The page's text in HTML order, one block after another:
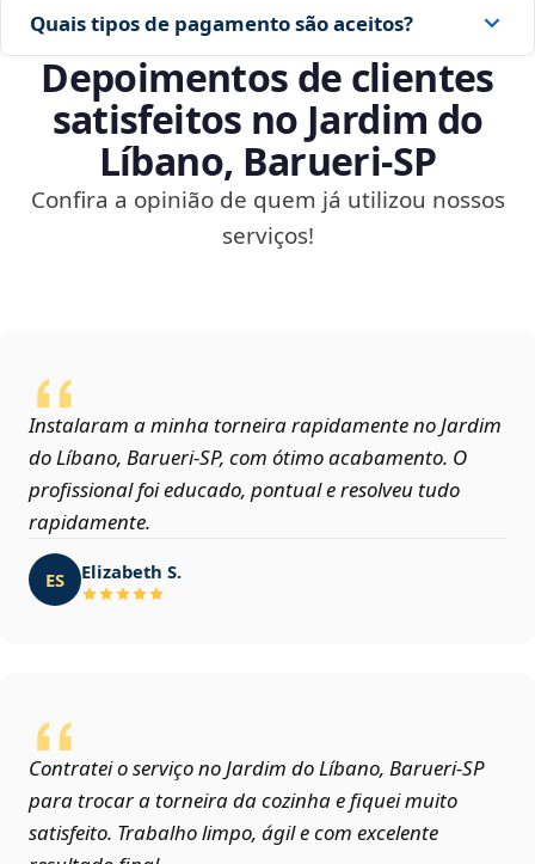
Quais tipos de pagamento são aceitos?
Depoimentos de clientes
satisfeitos no Jardim do
Líbano, Barueri‑SP
Confira a opinião de quem já utilizou nossos
serviços!
Instalaram a minha torneira rapidamente no Jardim
do Líbano, Barueri‑SP, com ótimo acabamento. O
profissional foi educado, pontual e resolveu tudo
rapidamente.
ES Elizabeth S.
Contratei o serviço no Jardim do Líbano, Barueri‑SP
para trocar a torneira da cozinha e fiquei muito
satisfeito. Trabalho limpo, ágil e com excelente